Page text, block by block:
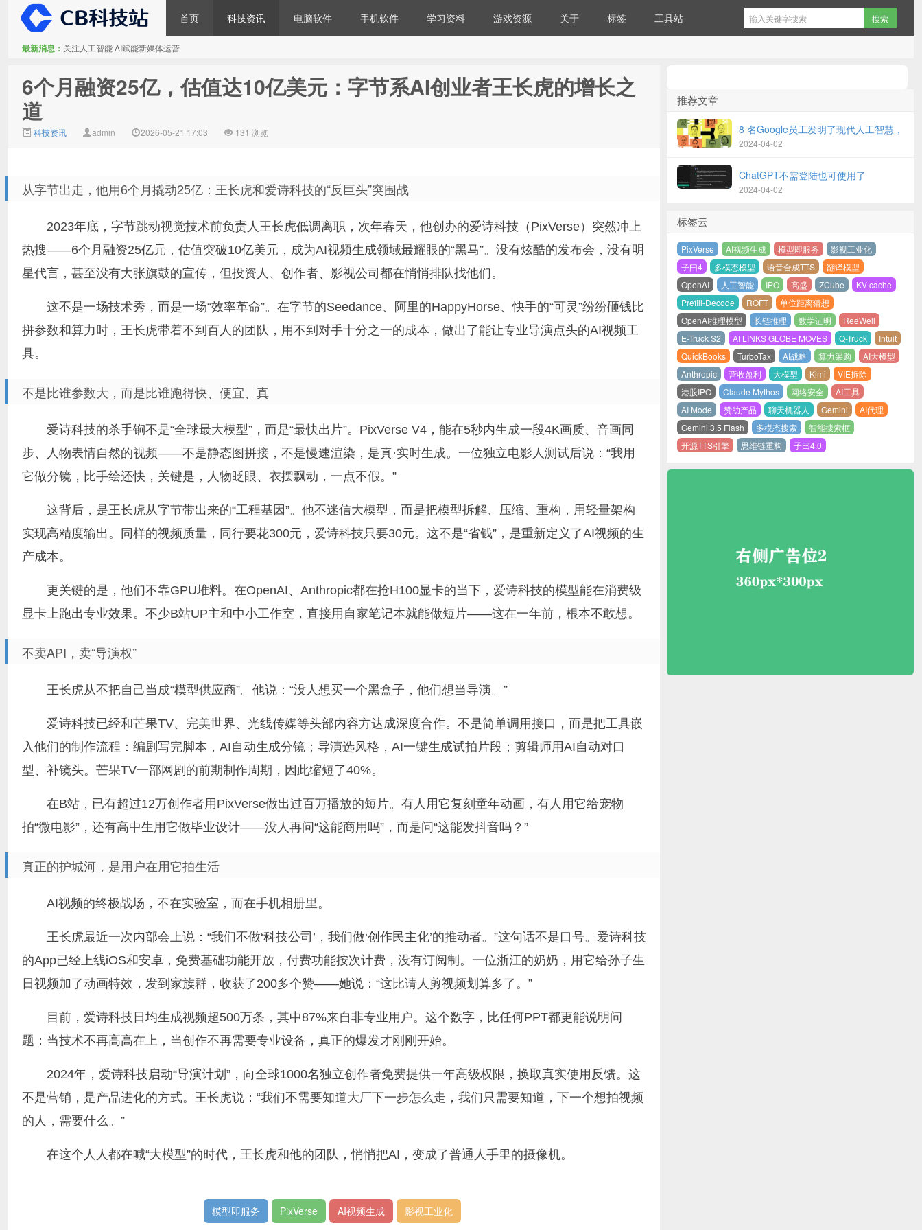
首页 科技资讯 电脑软件 手机软件 学习资料 游戏资源 关于 标签 工具站
最新消息： 关注人工智能 AI赋能新媒体运营
6个月融资25亿，估值达10亿美元：字节系AI创业者王长虎的增长之
道
科技资讯 admin 2026-05-21 17:03 131 浏览
从字节出走，他用6个月撬动25亿：王长虎和爱诗科技的“反巨头”突围战
2023年底，字节跳动视觉技术前负责人王长虎低调离职，次年春天，他创办的爱诗科技（PixVerse）突然冲上
热搜——6个月融资25亿元，估值突破10亿美元，成为AI视频生成领域最耀眼的“黑马”。没有炫酷的发布会，没有明
星代言，甚至没有大张旗鼓的宣传，但投资人、创作者、影视公司都在悄悄排队找他们。
这不是一场技术秀，而是一场“效率革命”。在字节的Seedance、阿里的HappyHorse、快手的“可灵”纷纷砸钱比
拼参数和算力时，王长虎带着不到百人的团队，用不到对手十分之一的成本，做出了能让专业导演点头的AI视频工
具。
不是比谁参数大，而是比谁跑得快、便宜、真
爱诗科技的杀手锏不是“全球最大模型”，而是“最快出片”。PixVerse V4，能在5秒内生成一段4K画质、音画同
步、人物表情自然的视频——不是静态图拼接，不是慢速渲染，是真·实时生成。一位独立电影人测试后说：“我用
它做分镜，比手绘还快，关键是，人物眨眼、衣摆飘动，一点不假。”
这背后，是王长虎从字节带出来的“工程基因”。他不迷信大模型，而是把模型拆解、压缩、重构，用轻量架构
实现高精度输出。同样的视频质量，同行要花300元，爱诗科技只要30元。这不是“省钱”，是重新定义了AI视频的生
产成本。
更关键的是，他们不靠GPU堆料。在OpenAI、Anthropic都在抢H100显卡的当下，爱诗科技的模型能在消费级
显卡上跑出专业效果。不少B站UP主和中小工作室，直接用自家笔记本就能做短片——这在一年前，根本不敢想。
不卖API，卖“导演权”
王长虎从不把自己当成“模型供应商”。他说：“没人想买一个黑盒子，他们想当导演。”
爱诗科技已经和芒果TV、完美世界、光线传媒等头部内容方达成深度合作。不是简单调用接口，而是把工具嵌
入他们的制作流程：编剧写完脚本，AI自动生成分镜；导演选风格，AI一键生成试拍片段；剪辑师用AI自动对口
型、补镜头。芒果TV一部网剧的前期制作周期，因此缩短了40%。
在B站，已有超过12万创作者用PixVerse做出过百万播放的短片。有人用它复刻童年动画，有人用它给宠物
拍“微电影”，还有高中生用它做毕业设计——没人再问“这能商用吗”，而是问“这能发抖音吗？”
真正的护城河，是用户在用它拍生活
AI视频的终极战场，不在实验室，而在手机相册里。
王长虎最近一次内部会上说：“我们不做‘科技公司’，我们做‘创作民主化’的推动者。”这句话不是口号。爱诗科技
的App已经上线iOS和安卓，免费基础功能开放，付费功能按次计费，没有订阅制。一位浙江的奶奶，用它给孙子生
日视频加了动画特效，发到家族群，收获了200多个赞——她说：“这比请人剪视频划算多了。”
目前，爱诗科技日均生成视频超500万条，其中87%来自非专业用户。这个数字，比任何PPT都更能说明问
题：当技术不再高高在上，当创作不再需要专业设备，真正的爆发才刚刚开始。
2024年，爱诗科技启动“导演计划”，向全球1000名独立创作者免费提供一年高级权限，换取真实使用反馈。这
不是营销，是产品进化的方式。王长虎说：“我们不需要知道大厂下一步怎么走，我们只需要知道，下一个想拍视频
的人，需要什么。”
在这个人人都在喊“大模型”的时代，王长虎和他的团队，悄悄把AI，变成了普通人手里的摄像机。
模型即服务 PixVerse AI视频生成 影视工业化
推荐文章
8 名Google员工发明了现代人工智慧，
2024-04-02
ChatGPT不需登陆也可使用了
2024-04-02
标签云
PixVerse AI视频生成 模型即服务
影视工业化
子曰4
多模态模型 语音合成TTS
翻译模型
OpenAI
人工智能 IPO 高盛 ZCube
KV cache
Prefill-Decode
ROFT
单位距离猜想
OpenAI推理模型
长链推理 数学证明
ReeWell
E-Truck S2
AI LINKS GLOBE MOVES Q-Truck
Intuit
QuickBooks
TurboTax AI战略 算力采购
AI大模型
Anthropic
营收盈利 大模型 Kimi
VIE拆除
港股IPO
Claude Mythos 网络安全
AI工具
AI Mode
赞助产品 聊天机器人 Gemini
AI代理
Gemini 3.5 Flash
多模态搜索
智能搜索框
开源TTS引擎
思维链重构 子曰4.0